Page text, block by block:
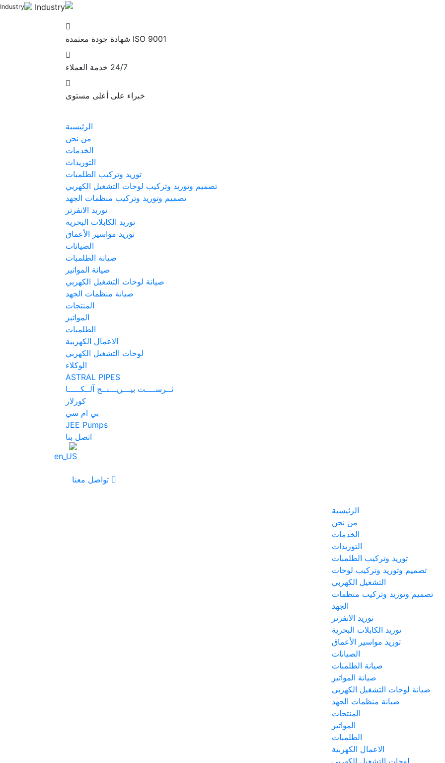
ISO 9001 شهادة جودة معتمدة
24/7 خدمة العملاء
خبراء على أعلى مستوى
الرئيسية
من نحن
الخدمات
التوريدات
توريد وتركيب الطلمبات
تصميم وتوريد وتركيب لوحات التشغيل الكهربي
تصميم وتوريد وتركيب منظمات الجهد
توريد الانفرتر
توريد الكابلات البحرية
توريد مواسير الأعماق
الصيانات
صيانة الطلمبات
صيانة المواتير
صيانة لوحات التشغيل الكهربي
صيانة منظمات الجهد
المنتجات
المواتير
الطلمبات
الاعمال الكهربية
لوحات التشغيل الكهربي
الوكلاء
ASTRAL PIPES
ثــرســــت بيـــريـــنــج آلــكـــــا
كورلار
بي ام سي
JEE Pumps
اتصل بنا
تواصل معنا
الرئيسية
من نحن
الخدمات
التوريدات
توريد وتركيب الطلمبات
تصميم وتوريد وتركيب لوحات
التشغيل الكهربي
تصميم وتوريد وتركيب منظمات
الجهد
توريد الانفرتر
توريد الكابلات البحرية
توريد مواسير الأعماق
الصيانات
صيانة الطلمبات
صيانة المواتير
صيانة لوحات التشغيل الكهربي
صيانة منظمات الجهد
المنتجات
المواتير
الطلمبات
الاعمال الكهربية
لوحات التشغيل الكهربي